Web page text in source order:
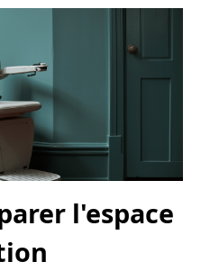
l'espace